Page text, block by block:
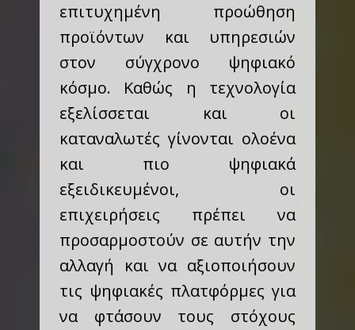
επιτυχημένη προώθηση
προϊόντων και υπηρεσιών
στον σύγχρονο ψηφιακό
κόσμο. Καθώς η τεχνολογία
εξελίσσεται και οι
καταναλωτές γίνονται ολοένα
και πιο ψηφιακά
εξειδικευμένοι, οι
επιχειρήσεις πρέπει να
προσαρμοστούν σε αυτήν την
αλλαγή και να αξιοποιήσουν
τις ψηφιακές πλατφόρμες για
να φτάσουν τους στόχους